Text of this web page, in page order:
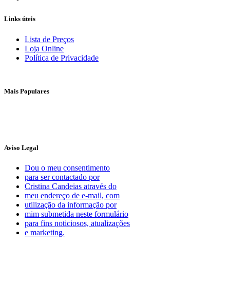
Links úteis
Lista de Preços
Loja Online
Política de Privacidade
Mais Populares
Aviso Legal
Dou o meu consentimento
para ser contactado por
Cristina Candeias através do
meu endereço de e-mail, com
utilização da informação por
mim submetida neste formulário
para fins noticiosos, atualizações
e marketing.